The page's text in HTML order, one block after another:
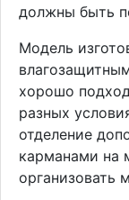
должны быть
Модель
хорошо
разных
отделение
карманами на
организовать